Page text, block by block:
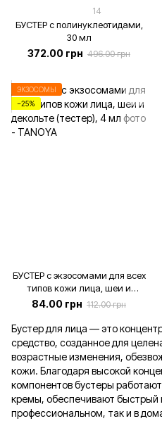
14
БУСТЕР с полинуклеотидами,
30 мл
372.00 грн 496.00 грн
ЭКЗОСОМЫ
−25%
БУСТЕР с экзосомами для всех
типов кожи лица, шеи и
декольте (тестер), 4 мл
84.00 грн 112.00 грн
Бустер для лица — это
средство, созданное для
возрастные изменения,
кожи. Благодаря высокой
компонентов бустеры
кремы, обеспечивают быстрый
профессиональном, так и в